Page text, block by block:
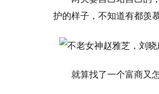
护的样子，不知道有都羡
就算找了一个富商又